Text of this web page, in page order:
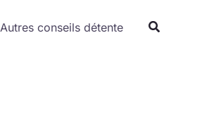
Autres conseils détente